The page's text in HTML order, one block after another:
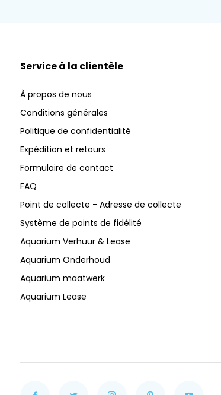
Service à la clientèle
À propos de nous
Conditions générales
Politique de confidentialité
Expédition et retours
Formulaire de contact
FAQ
Point de collecte - Adresse de collecte
Système de points de fidélité
Aquarium Verhuur & Lease
Aquarium Onderhoud
Aquarium maatwerk
Aquarium Lease